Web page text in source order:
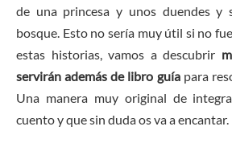
de una princesa y unos duendes y
bosque. Esto no sería muy útil si no
estas historias, vamos a descubrir
servirán además de libro guíapara
Una manera muy original de
cuento y que sin duda os va a encantar.